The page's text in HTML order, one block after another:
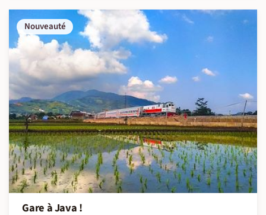
Nouveauté
Gare à Java !